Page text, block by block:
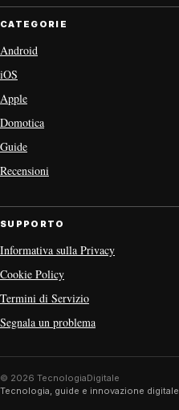
CATEGORIE
Android
iOS
Apple
Domotica
Guide
Recensioni
SUPPORTO
Informativa sulla Privacy
Cookie Policy
Termini di Servizio
Segnala un problema
© 2026 TecnologiaDigitale
Tecnologia, guide e innovazione digitale